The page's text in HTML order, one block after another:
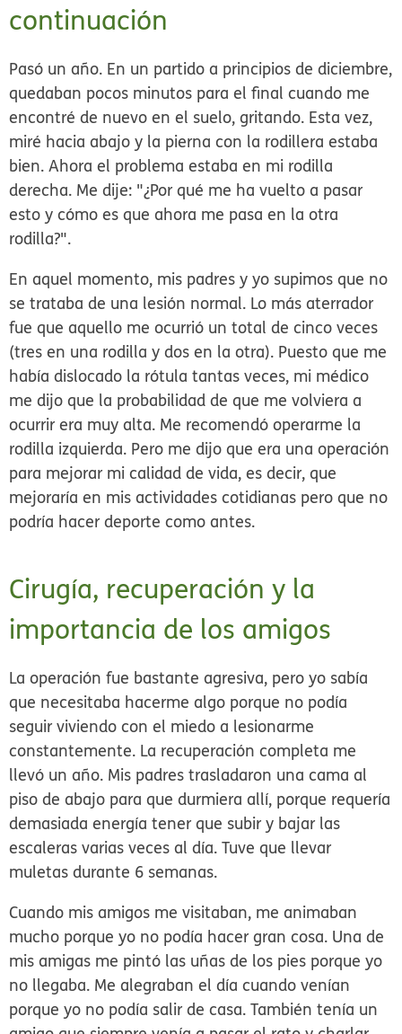
continuación
Pasó un año. En un partido a principios de diciembre,
quedaban pocos minutos para el final cuando me
encontré de nuevo en el suelo, gritando. Esta vez,
miré hacia abajo y la pierna con la rodillera estaba
bien. Ahora el problema estaba en mi rodilla
derecha. Me dije: "¿Por qué me ha vuelto a pasar
esto y cómo es que ahora me pasa en la otra
rodilla?".
En aquel momento, mis padres y yo supimos que no
se trataba de una lesión normal. Lo más aterrador
fue que aquello me ocurrió un total de cinco veces
(tres en una rodilla y dos en la otra). Puesto que me
había dislocado la rótula tantas veces, mi médico
me dijo que la probabilidad de que me volviera a
ocurrir era muy alta. Me recomendó operarme la
rodilla izquierda. Pero me dijo que era una operación
para mejorar mi calidad de vida, es decir, que
mejoraría en mis actividades cotidianas pero que no
podría hacer deporte como antes.
Cirugía, recuperación y la
importancia de los amigos
La operación fue bastante agresiva, pero yo sabía
que necesitaba hacerme algo porque no podía
seguir viviendo con el miedo a lesionarme
constantemente. La recuperación completa me
llevó un año. Mis padres trasladaron una cama al
piso de abajo para que durmiera allí, porque requería
demasiada energía tener que subir y bajar las
escaleras varias veces al día. Tuve que llevar
muletas durante 6 semanas.
Cuando mis amigos me visitaban, me animaban
mucho porque yo no podía hacer gran cosa. Una de
mis amigas me pintó las uñas de los pies porque yo
no llegaba. Me alegraban el día cuando venían
porque yo no podía salir de casa. También tenía un